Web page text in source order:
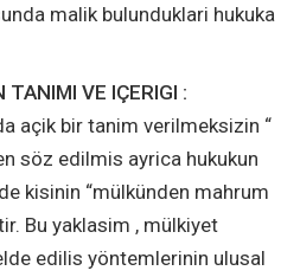
malik bulunduklari hukuka
TANIMI VE IÇERIGI :
açik bir tanim verilmeksizin “
söz edilmis ayrica hukukun
kisinin “mülkünden mahrum
Bu yaklasim , mülkiyet
edilis yöntemlerinin ulusal